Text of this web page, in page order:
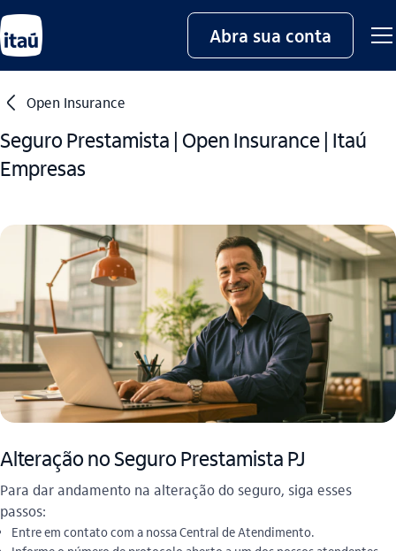
Abra sua conta
seta_esquerda Open Insurance
Seguro Prestamista | Open Insurance | Itaú
Empresas
Alteração no Seguro Prestamista PJ
Para dar andamento na alteração do seguro, siga esses
passos:
Entre em contato com a nossa Central de Atendimento.